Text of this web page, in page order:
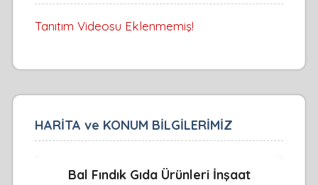
Tanıtım Videosu Eklenmemiş!
HARİTA ve KONUM BİLGİLERİMİZ
Bal Fındık Gıda Ürünleri İnşaat